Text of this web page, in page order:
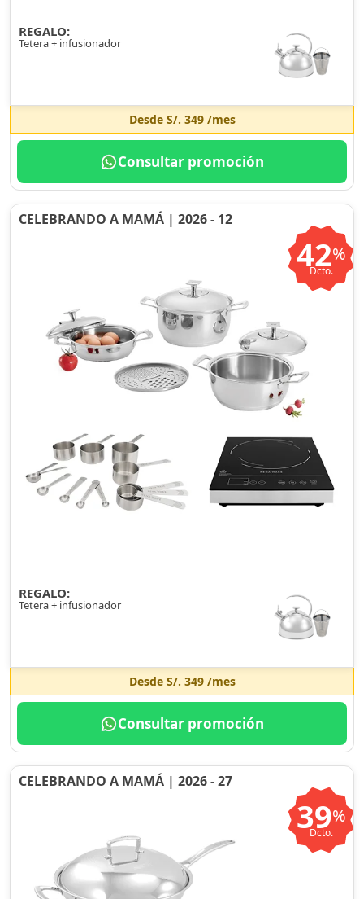
REGALO:
Tetera + infusionador
Desde S/. 349/mes
Consultar promoción
CELEBRANDO A MAMÁ | 2026 - 12
42%
Dcto.
REGALO:
Tetera + infusionador
Desde S/. 349/mes
Consultar promoción
CELEBRANDO A MAMÁ | 2026 - 27
39%
Dcto.